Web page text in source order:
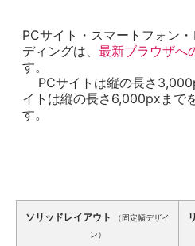
PCサイト・スマートフォン
ディングは、最新ブラウザへ
す。
PCサイトは縦の長さ
イトは縦の長さ6,000pxまで
す。
ソリッドレイアウト
（固定幅デザイ
ン）